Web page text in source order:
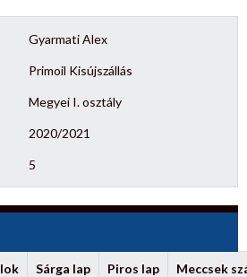
Gyarmati Alex
Primoil Kisújszállás
Megyei I. osztály
2020/2021
5
Sárga lap Piros lap Meccsek